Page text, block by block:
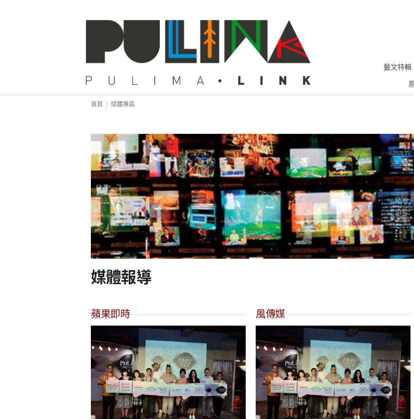
藝文特輯
首頁 媒體專區
媒體報導
蘋果即時 風傳媒